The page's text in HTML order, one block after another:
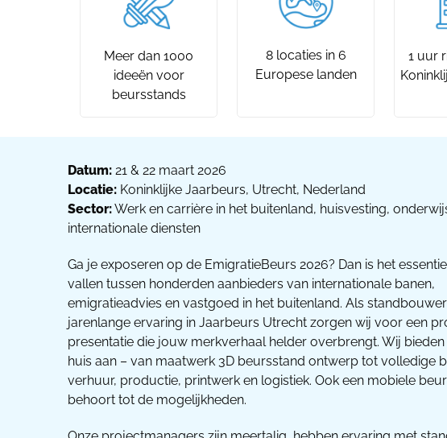
Meer dan 1000
ideeën voor
beursstands
8 locaties in 6
Europese landen
1 uur
Datum: 21 & 22 maart 2026
Locatie: Koninklijke Jaarbeurs, Utrecht, Nederland
Sector:Werk en carrière in het buitenland, huisvesting,
internationale diensten
Ga je exposeren op de EmigratieBeurs 2026? Dan is het
vallen tussen honderden aanbieders van internationale banen,
emigratieadvies en vastgoed in het buitenland. Als
jarenlange ervaring in Jaarbeurs Utrecht zorgen wij voor een
presentatie die jouw merkverhaal helder overbrengt. Wij bieden
huis aan – van maatwerk 3D beursstand ontwerp tot volledige
verhuur, productie, printwerk en logistiek. Ook een mobiele
behoort tot de mogelijkheden.